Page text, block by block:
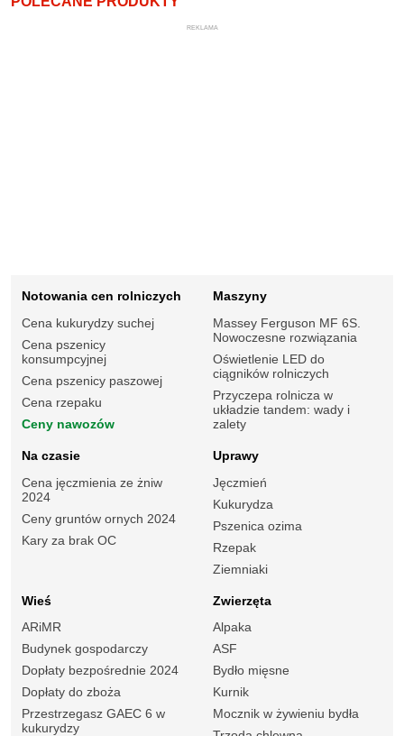
REKLAMA
Notowania cen rolniczych
Cena kukurydzy suchej
Cena pszenicy
konsumpcyjnej
Cena pszenicy paszowej
Cena rzepaku
Ceny nawozów
Maszyny
Massey Ferguson MF 6S.
Nowoczesne rozwiązania
Oświetlenie LED do
ciągników rolniczych
Przyczepa rolnicza w
układzie tandem: wady i
zalety
Na czasie
Cena jęczmienia ze żniw
2024
Ceny gruntów ornych 2024
Kary za brak OC
Uprawy
Jęczmień
Kukurydza
Pszenica ozima
Rzepak
Ziemniaki
Wieś
ARiMR
Budynek gospodarczy
Dopłaty bezpośrednie 2024
Dopłaty do zboża
Przestrzegasz GAEC 6 w
kukurydzy
Zwierzęta
Alpaka
ASF
Bydło mięsne
Kurnik
Mocznik w żywieniu bydła